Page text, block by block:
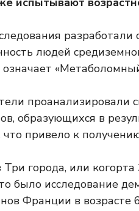
разработали
людей
означает
проанализировали
образующихся в
что привело к
Три города, или когорта
было исследование
Франции в